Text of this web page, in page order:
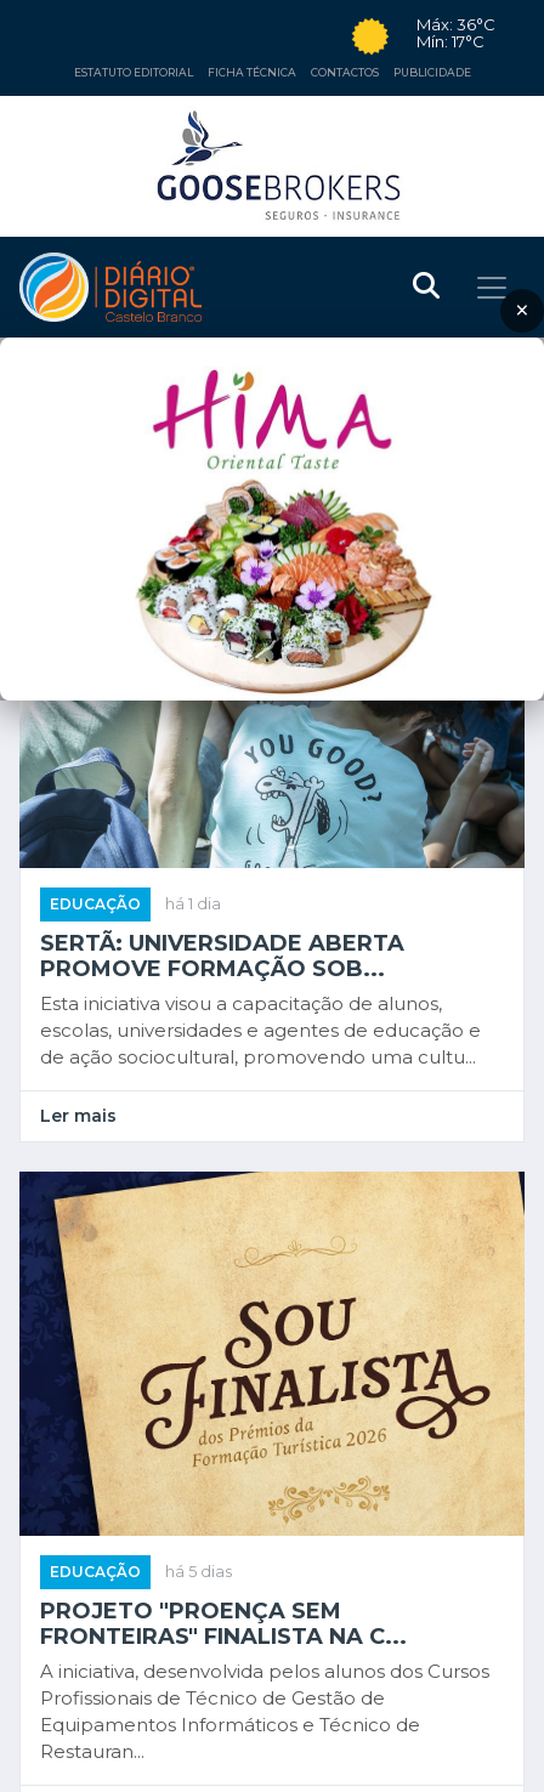
Máx: 36°C
Mín: 17°C
ESTATUTO EDITORIAL FICHA TÉCNICA CONTACTOS PUBLICIDADE
×
EDUCAÇÃO
EDUCAÇÃO há 1 dia
SERTÃ: UNIVERSIDADE ABERTA
PROMOVE FORMAÇÃO SOB...
Esta iniciativa visou a capacitação de alunos,
escolas, universidades e agentes de educação e
de ação sociocultural, promovendo uma cultu...
Ler mais
EDUCAÇÃO há 5 dias
PROJETO "PROENÇA SEM
FRONTEIRAS" FINALISTA NA C...
A iniciativa, desenvolvida pelos alunos dos Cursos
Profissionais de Técnico de Gestão de
Equipamentos Informáticos e Técnico de
Restauran...